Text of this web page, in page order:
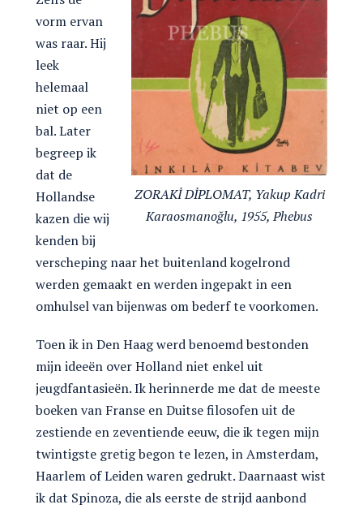
ZORAKİ DİPLOMAT, Yakup Kadri
Karaosmanoğlu, 1955, Phebus
vorm ervan
was raar. Hij
leek
helemaal
niet op een
bal. Later
begreep ik
dat de
Hollandse
kazen die wij
kenden bij
verscheping naar het buitenland kogelrond
werden gemaakt en werden ingepakt in een
omhulsel van bijenwas om bederf te voorkomen.
Toen ik in Den Haag werd benoemd bestonden
mijn ideeën over Holland niet enkel uit
jeugdfantasieën. Ik herinnerde me dat de meeste
boeken van Franse en Duitse filosofen uit de
zestiende en zeventiende eeuw, die ik tegen mijn
twintigste gretig begon te lezen, in Amsterdam,
Haarlem of Leiden waren gedrukt. Daarnaast wist
ik dat Spinoza, die als eerste de strijd aanbond